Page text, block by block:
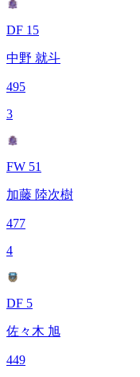
DF 15
中野 就斗
495
3
FW 51
加藤 陸次樹
477
4
DF 5
佐々木 旭
449